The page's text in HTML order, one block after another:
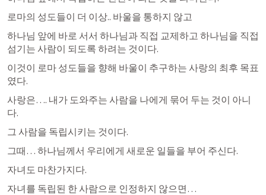
로마의 성도들이 더 이상.. 바울을 통하지 않고
하나님 앞에 바로 서서 하나님과 직접 교제하고 하나님을 직접
섬기는 사람이 되도록 하려는 것이다.
이것이 로마 성도들을 향해 바울이 추구하는 사랑의 최후 목표
였다.
사랑은…. 내가 도와주는 사람을 나에게 묶어 두는 것이 아니
다.
그 사람을 독립시키는 것이다.
그때… 하나님께서 우리에게 새로운 일들을 부어 주신다.
자녀도 마찬가지다.
자녀를 독립된 한 사람으로 인정하지 않으면…